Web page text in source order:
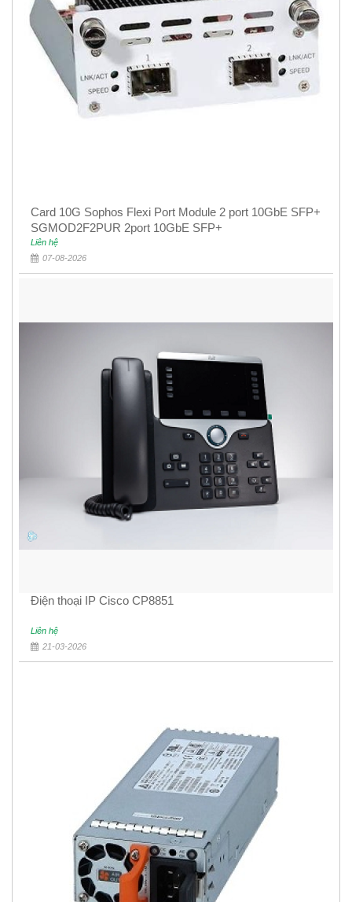
Card 10G Sophos Flexi Port Module 2 port 10GbE SFP+
SGMOD2F2PUR 2port 10GbE SFP+
Liên hệ
07-08-2026
Điện thoại IP Cisco CP8851
Liên hệ
21-03-2026